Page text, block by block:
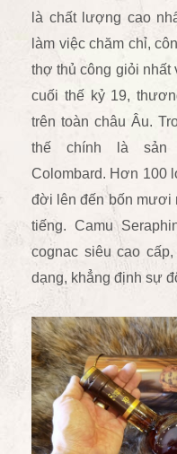
là chất lượng cao
làm việc chăm chỉ,
thợ thủ công giỏi nhất
cuối thế kỷ 19,
trên toàn châu Âu.
thế chính là sản
Colombard. Hơn 100
đời lên đến bốn mươi
tiếng. Camu
cognac siêu cao
dạng, khẳng định sự